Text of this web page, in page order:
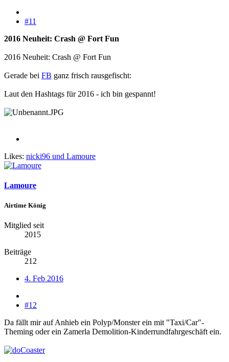
#11
2016 Neuheit: Crash @ Fort Fun
2016 Neuheit: Crash @ Fort Fun
Gerade bei FB ganz frisch rausgefischt:
Laut den Hashtags für 2016 - ich bin gespannt!
Likes: nicki96 und Lamoure
Lamoure
Airtime König
Mitglied seit
2015
Beiträge
212
4. Feb 2016
#12
Da fällt mir auf Anhieb ein Polyp/Monster ein mit "Taxi/Car"-
Theming oder ein Zamerla Demolition-Kinderrundfahrgeschäft ein.